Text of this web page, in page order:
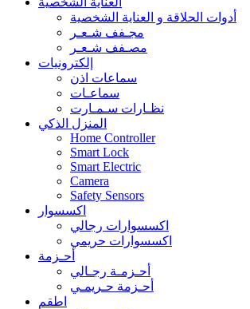
أدوات الحلاقة و العناية الشخصية
مجـفف شـعـر
مصـفف شـعـر
إلكترونيات
سماعات اذن
سماعـات
نظـارات سـمـارت
المنزل الذكي
Home Controller
Smart Lock
Smart Electric
Camera
Safety Sensors
اكسسوار
اكسسوارات رجالي
اكسسوارات حريمي
أحـزمة
أحـزمـة رجـالي
أحـزمة حـريمـي
اطقم